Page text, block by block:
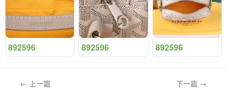
892596 892596 892596
← 上一篇 下一篇 →